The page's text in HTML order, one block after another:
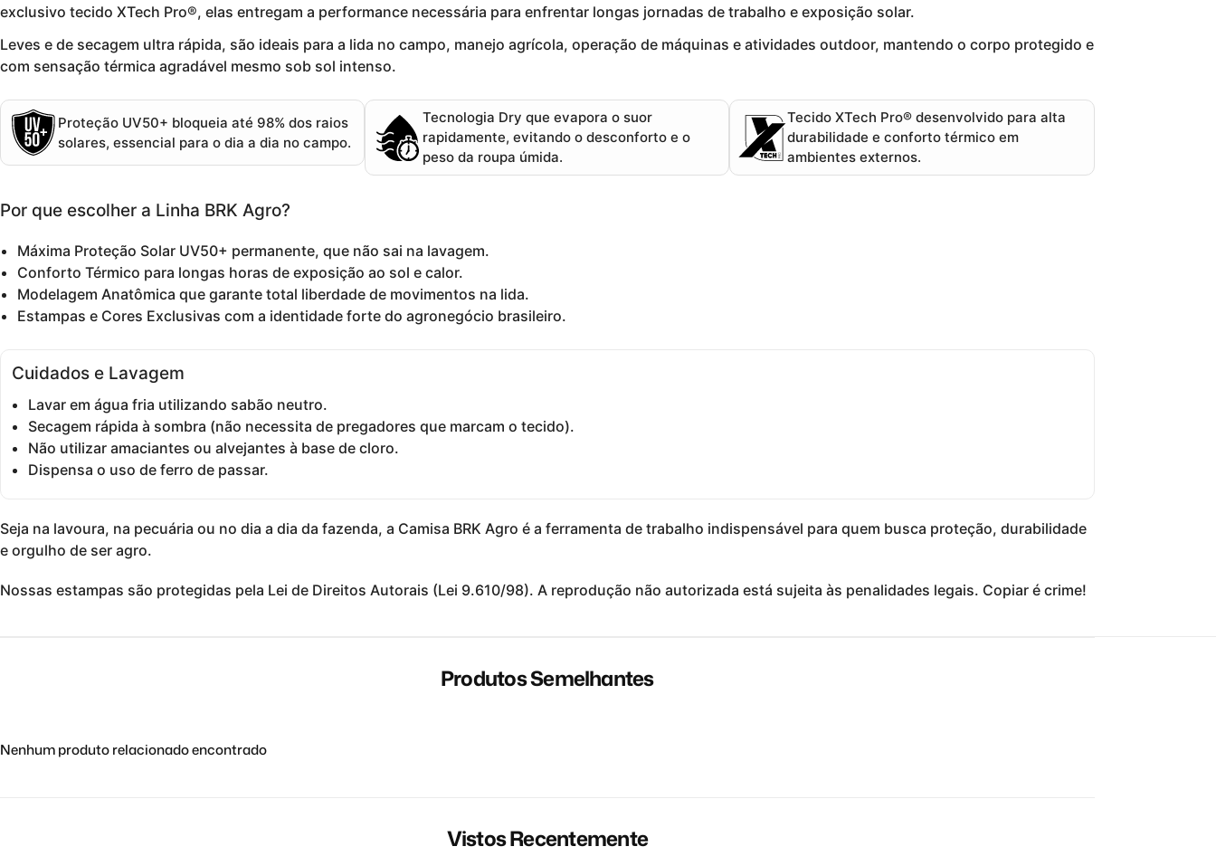
exclusivo tecido XTech Pro®, elas entregam a performance necessária para enfrentar longas jornadas de trabalho e exposição solar.
Leves e de secagem ultra rápida, são ideais para a lida no campo, manejo agrícola, operação de máquinas e atividades outdoor, mantendo o corpo protegido e
com sensação térmica agradável mesmo sob sol intenso.
Proteção UV50+ bloqueia até 98% dos raios
solares, essencial para o dia a dia no campo.
Tecnologia Dry que evapora o suor
rapidamente, evitando o desconforto e o
peso da roupa úmida.
Tecido XTech Pro® desenvolvido para alta
durabilidade e conforto térmico em
ambientes externos.
Por que escolher a Linha BRK Agro?
Máxima Proteção Solar UV50+ permanente, que não sai na lavagem.
Conforto Térmico para longas horas de exposição ao sol e calor.
Modelagem Anatômica que garante total liberdade de movimentos na lida.
Estampas e Cores Exclusivas com a identidade forte do agronegócio brasileiro.
Cuidados e Lavagem
Lavar em água fria utilizando sabão neutro.
Secagem rápida à sombra (não necessita de pregadores que marcam o tecido).
Não utilizar amaciantes ou alvejantes à base de cloro.
Dispensa o uso de ferro de passar.
Seja na lavoura, na pecuária ou no dia a dia da fazenda, a Camisa BRK Agro é a ferramenta de trabalho indispensável para quem busca proteção, durabilidade
e orgulho de ser agro.
Nossas estampas são protegidas pela Lei de Direitos Autorais (Lei 9.610/98). A reprodução não autorizada está sujeita às penalidades legais. Copiar é crime!
Produtos Semelhantes
Nenhum produto relacionado encontrado
Vistos Recentemente